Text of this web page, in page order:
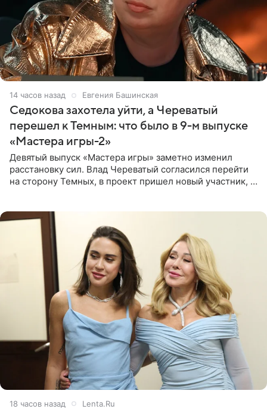
14 часов назад Евгения Башинская
Седокова захотела уйти, а Череватый
перешел к Темным: что было в 9-м выпуске
«Мастера игры-2»
Девятый выпуск «Мастера игры» заметно изменил
расстановку сил. Влад Череватый согласился перейти
на сторону Темных, в проект пришел новый участник, а
18 часов назад Lenta.Ru